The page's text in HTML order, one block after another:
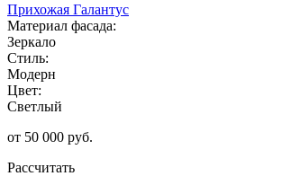
Прихожая Галантус
Материал фасада:
Зеркало
Стиль:
Модерн
Цвет:
Светлый
от 50 000 руб.
Рассчитать